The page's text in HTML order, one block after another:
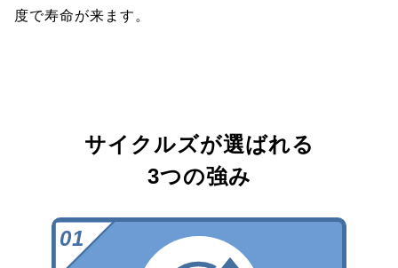
度で寿命が来ます。
サイクルズが選ばれる
3つの強み